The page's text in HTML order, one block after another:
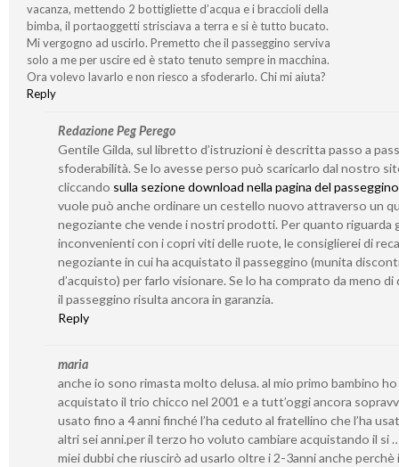
vacanza, mettendo 2 bottigliette d’acqua e i braccioli della
bimba, il portaoggetti strisciava a terra e si è tutto bucato.
Mi vergogno ad uscirlo. Premetto che il passeggino serviva
solo a me per uscire ed è stato tenuto sempre in macchina.
Ora volevo lavarlo e non riesco a sfoderarlo. Chi mi aiuta?
Reply
Redazione Peg Perego
Gentile Gilda, sul libretto d’istruzioni è descritta passo a
sfoderabilità. Se lo avesse perso può scaricarlo dal nostro
cliccando sulla sezione download nella pagina del
vuole può anche ordinare un cestello nuovo attraverso un
negoziante che vende i nostri prodotti. Per quanto riguarda
inconvenienti con i copri viti delle ruote, le consiglierei di
negoziante in cui ha acquistato il passeggino (munita
d’acquisto) per farlo visionare. Se lo ha comprato da meno di
il passeggino risulta ancora in garanzia.
Reply
maria
anche io sono rimasta molto delusa. al mio primo bambino ho
acquistato il trio chicco nel 2001 e a tutt’oggi ancora
usato fino a 4 anni finché l’ha ceduto al fratellino che l’ha
altri sei anni.per il terzo ho voluto cambiare acquistando il si
miei dubbi che riuscirò ad usarlo oltre i 2-3anni anche perchè